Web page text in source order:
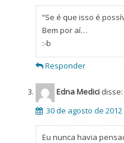
“Se é que isso é
Bem por aí…
:-b
Responder
Edna Medici disse:
30 de agosto de 2012
Eu nunca havia